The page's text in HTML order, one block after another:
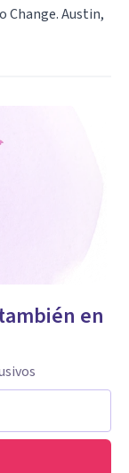
Change. Austin,
en